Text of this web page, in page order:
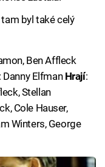
byl také celý
Ben Affleck
Danny Elfman Hrají:
Stellan
Cole Hauser,
Winters, George